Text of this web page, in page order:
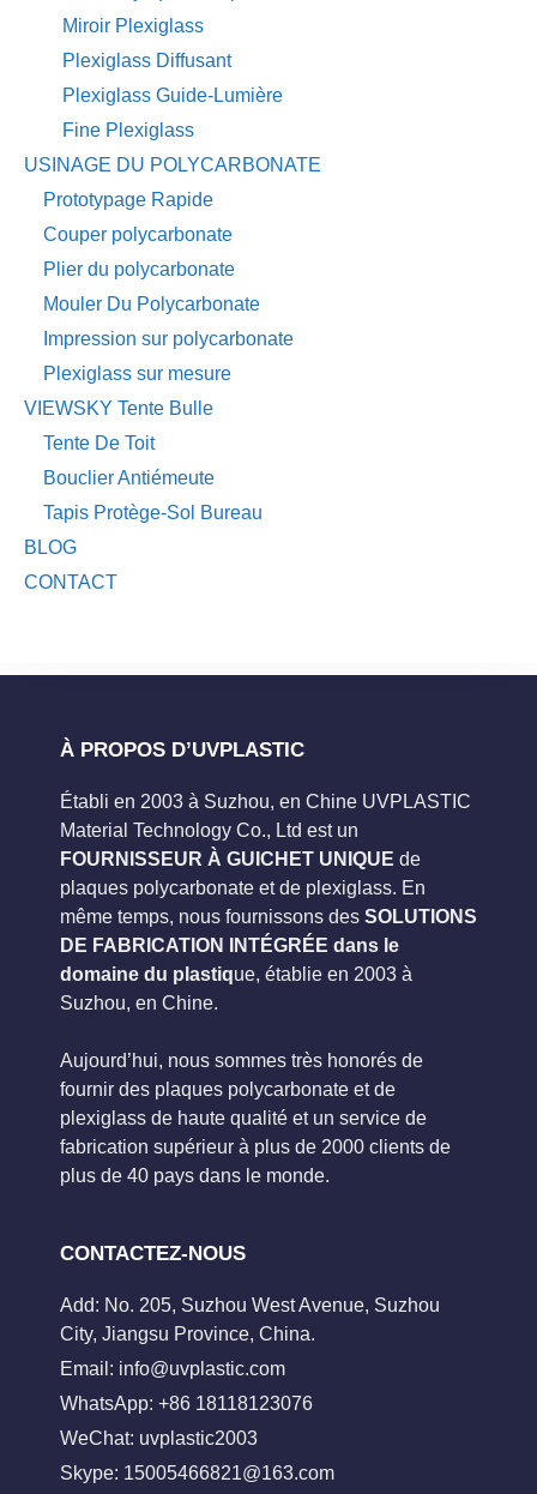
Miroir Plexiglass
Plexiglass Diffusant
Plexiglass Guide-Lumière
Fine Plexiglass
USINAGE DU POLYCARBONATE
Prototypage Rapide
Couper polycarbonate
Plier du polycarbonate
Mouler Du Polycarbonate
Impression sur polycarbonate
Plexiglass sur mesure
VIEWSKY Tente Bulle
Tente De Toit
Bouclier Antiémeute
Tapis Protège-Sol Bureau
BLOG
CONTACT
À PROPOS D’UVPLASTIC
Établi en 2003 à Suzhou, en Chine UVPLASTIC
Material Technology Co., Ltd est un
FOURNISSEUR À GUICHET UNIQUE de
plaques polycarbonate et de plexiglass. En
même temps, nous fournissons des SOLUTIONS
DE FABRICATION INTÉGRÉE dans le
domaine du plastique, établie en 2003 à
Suzhou, en Chine.
Aujourd’hui, nous sommes très honorés de
fournir des plaques polycarbonate et de
plexiglass de haute qualité et un service de
fabrication supérieur à plus de 2000 clients de
plus de 40 pays dans le monde.
CONTACTEZ-NOUS
Add: No. 205, Suzhou West Avenue, Suzhou
City, Jiangsu Province, China.
Email: info@uvplastic.com
WhatsApp: +86 18118123076
WeChat: uvplastic2003
Skype: 15005466821@163.com